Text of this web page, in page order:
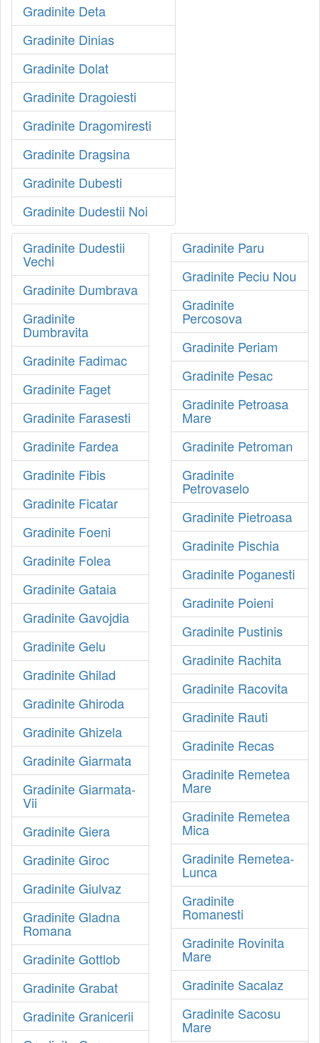
Gradinite Deta
Gradinite Dinias
Gradinite Dolat
Gradinite Dragoiesti
Gradinite Dragomiresti
Gradinite Dragsina
Gradinite Dubesti
Gradinite Dudestii Noi
Gradinite Dudestii
Vechi
Gradinite Dumbrava
Gradinite
Dumbravita
Gradinite Fadimac
Gradinite Faget
Gradinite Farasesti
Gradinite Fardea
Gradinite Fibis
Gradinite Ficatar
Gradinite Foeni
Gradinite Folea
Gradinite Gataia
Gradinite Gavojdia
Gradinite Gelu
Gradinite Ghilad
Gradinite Ghiroda
Gradinite Ghizela
Gradinite Giarmata
Gradinite Giarmata-
Vii
Gradinite Giera
Gradinite Giroc
Gradinite Giulvaz
Gradinite Gladna
Romana
Gradinite Gottlob
Gradinite Grabat
Gradinite Granicerii
Gradinite Paru
Gradinite Peciu Nou
Gradinite
Percosova
Gradinite Periam
Gradinite Pesac
Gradinite Petroasa
Mare
Gradinite Petroman
Gradinite
Petrovaselo
Gradinite Pietroasa
Gradinite Pischia
Gradinite Poganesti
Gradinite Poieni
Gradinite Pustinis
Gradinite Rachita
Gradinite Racovita
Gradinite Rauti
Gradinite Recas
Gradinite Remetea
Mare
Gradinite Remetea
Mica
Gradinite Remetea-
Lunca
Gradinite
Romanesti
Gradinite Rovinita
Mare
Gradinite Sacalaz
Gradinite Sacosu
Mare